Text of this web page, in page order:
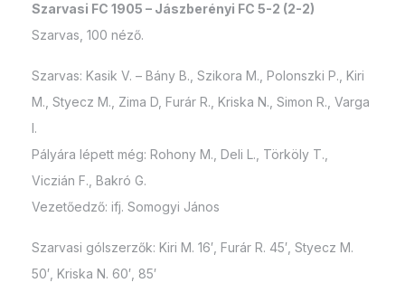
Szarvasi FC 1905 – Jászberényi FC 5-2 (2-2)
Szarvas, 100 néző.
Szarvas: Kasik V. – Bány B., Szikora M., Polonszki P., Kiri
M., Styecz M., Zima D, Furár R., Kriska N., Simon R., Varga
I.
Pályára lépett még: Rohony M., Deli L., Törköly T.,
Viczián F., Bakró G.
Vezetőedző: ifj. Somogyi János
Szarvasi gólszerzők: Kiri M. 16′, Furár R. 45′, Styecz M.
50′, Kriska N. 60′, 85′